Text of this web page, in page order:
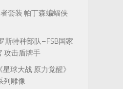
套装 帕丁森蝙蝠侠
斯特种部队–FSB国家
攻击盾牌手
球大战:原力觉醒》
列雕像